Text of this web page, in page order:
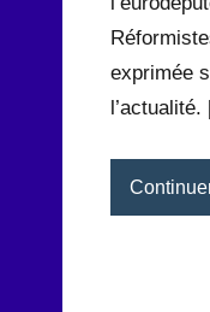
exprimée